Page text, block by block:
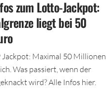
zum Lotto-Jackpot:
liegt bei 50
Jackpot: Maximal 50 Millionen
Was passiert, wenn der
wird? Alle Infos hier.